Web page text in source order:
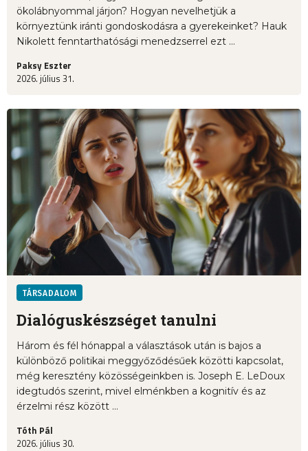
ökolábnyommal járjon? Hogyan nevelhetjük a
környeztünk iránti gondoskodásra a gyerekeinket? Hauk
Nikolett fenntarthatósági menedzserrel ezt ...
Paksy Eszter
2026. július 31.
TÁRSADALOM
Dialóguskészséget tanulni
Három és fél hónappal a választások után is bajos a
különböző politikai meggyőződésűek közötti kapcsolat,
még keresztény közösségeinkben is. Joseph E. LeDoux
idegtudós szerint, mivel elménkben a kognitív és az
érzelmi rész között ...
Tóth Pál
2026. július 30.